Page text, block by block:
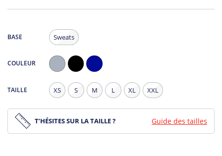
BASE Sweats
COULEUR
Chiné
TAILLE XS S M L XL XXL
T’HÉSITES SUR LA TAILLE ? Guide des tailles